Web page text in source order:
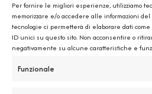
Per fornire le migliori esperienze, utilizziamo
memorizzare e/o accedere alle informazioni
tecnologie ci permetterà di elaborare dati
ID unici su questo sito. Non acconsentire o
negativamente su alcune caratteristiche e
Funzionale
Ciao! Se sei capitatə qui, o sei una
cliccato per sbaglio. In entrambi i